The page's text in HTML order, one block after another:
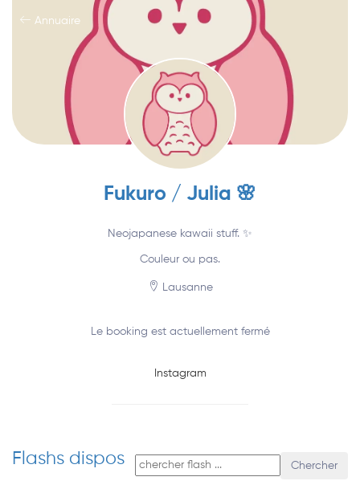
Annuaire
Fukuro / Julia 🌸
Neojapanese kawaii stuff. ✨
Couleur ou pas.
Lausanne
Le booking est actuellement fermé
Instagram
Flashs dispos Chercher